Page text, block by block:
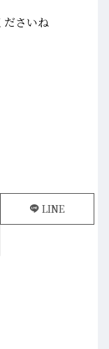
ださいね
LINE